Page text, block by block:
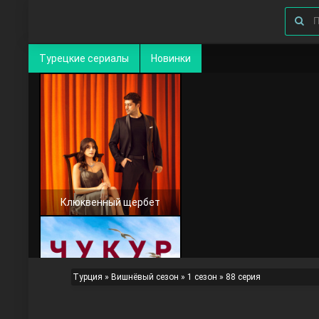
Турецкие сериалы Новинки
Клюквенный щербет
Турция » Вишнёвый сезон » 1 сезон » 88 серия